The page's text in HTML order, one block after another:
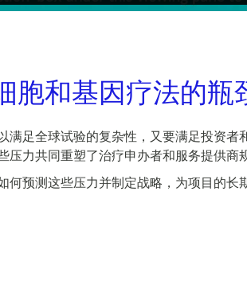
胞和基因疗法的瓶
足全球试验的复杂性，又要满足投资
力共同重塑了治疗申办者和服务提供商
预测这些压力并制定战略，为项目的长